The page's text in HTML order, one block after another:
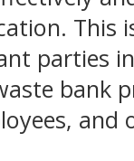
This
parties
bank
and